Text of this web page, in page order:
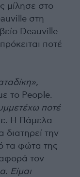
μίλησε στο
στη
Deauville
ποτέ
το People.
ποτέ
Η Πάμελα
διατηρεί την
τα φώτα της
τον
Είμαι